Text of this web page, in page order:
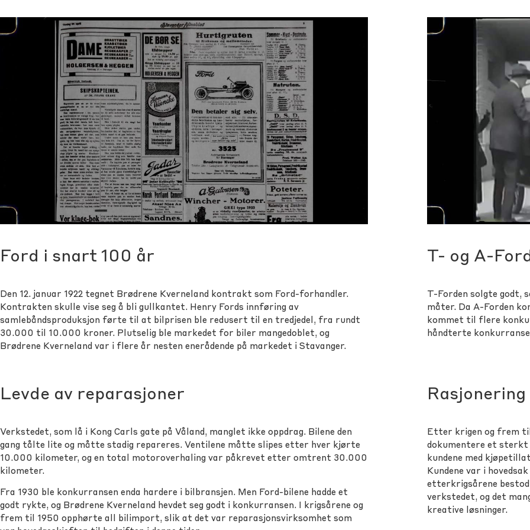
Ford i snart 100 år
Den 12. januar 1922 tegnet Brødrene Kverneland kontrakt som Ford-forhandler.
Kontrakten skulle vise seg å bli gullkantet. Henry Fords innføring av
samlebåndsproduksjon førte til at bilprisen ble redusert til en tredjedel, fra rundt
30.000 til 10.000 kroner. Plutselig ble markedet for biler mangedoblet, og
Brødrene Kverneland var i flere år nesten enerådende på markedet i Stavanger.
T- og A-
T-Forden solgte godt,
måter. Da A-Forden
kommet til flere
håndterte
Levde av reparasjoner
Verkstedet, som lå i Kong Carls gate på Våland, manglet ikke oppdrag. Bilene den
gang tålte lite og måtte stadig repareres. Ventilene måtte slipes etter hver kjørte
10.000 kilometer, og en total motoroverhaling var påkrevet etter omtrent 30.000
kilometer.
Fra 1930 ble konkurransen enda hardere i bilbransjen. Men Ford-bilene hadde et
godt rykte, og Brødrene Kverneland hevdet seg godt i konkurransen. I krigsårene og
frem til 1950 opphørte all bilimport, slik at det var reparasjonsvirksomhet som
Rasjonering
Etter krigen og frem til
dokumentere et sterkt
kundene med
Kundene var i
etterkrigsårene
verkstedet, og det
kreative løsninger.